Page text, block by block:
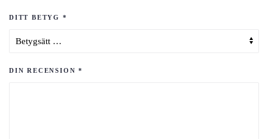
DITT BETYG *
DIN RECENSION*